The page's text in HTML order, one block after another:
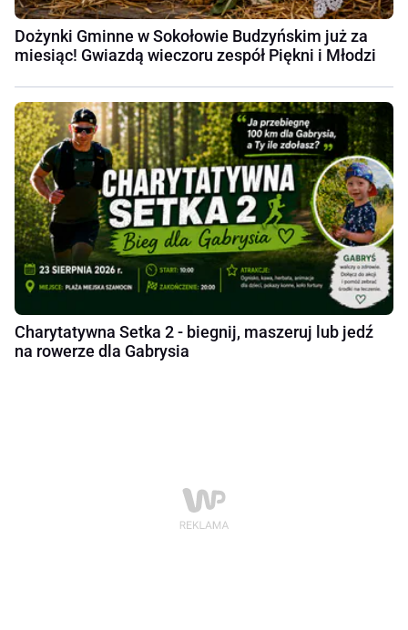
Dożynki Gminne w Sokołowie Budzyńskim już za
miesiąc! Gwiazdą wieczoru zespół Piękni i Młodzi
Charytatywna Setka 2 - biegnij, maszeruj lub jedź
na rowerze dla Gabrysia